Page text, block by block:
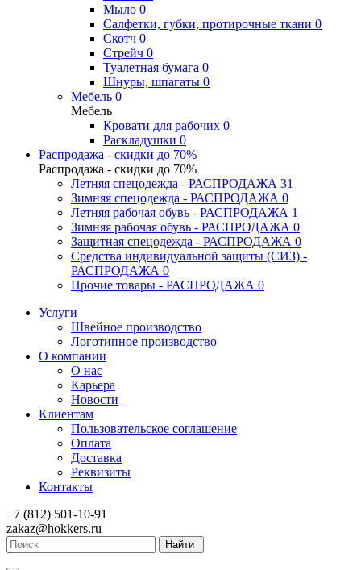
Мыло 0
Салфетки, губки, протирочные ткани 0
Скотч 0
Стрейч 0
Туалетная бумага 0
Шнуры, шпагаты 0
Мебель 0
Мебель
Кровати для рабочих 0
Раскладушки 0
Распродажа - скидки до 70%
Распродажа - скидки до 70%
Летняя спецодежда - РАСПРОДАЖА 31
Зимняя спецодежда - РАСПРОДАЖА 0
Летняя рабочая обувь - РАСПРОДАЖА 1
Зимняя рабочая обувь - РАСПРОДАЖА 0
Защитная спецодежда - РАСПРОДАЖА 0
Средства индивидуальной защиты (СИЗ) -
РАСПРОДАЖА 0
Прочие товары - РАСПРОДАЖА 0
Услуги
Швейное производство
Логотипное производство
О компании
О нас
Карьера
Новости
Клиентам
Пользовательское соглашение
Оплата
Доставка
Реквизиты
Контакты
+7 (812) 501-10-91
zakaz@hokkers.ru
Найти